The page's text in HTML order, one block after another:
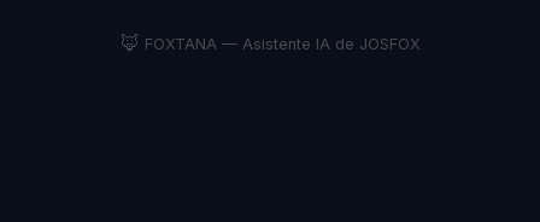
🦊 FOXTANA — Asistente IA de JOSFOX